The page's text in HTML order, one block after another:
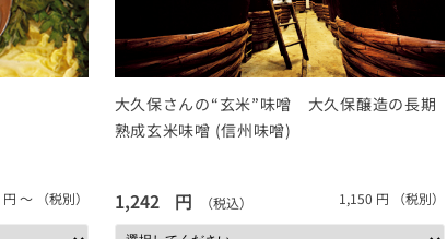
円 ～ （税別）
大久保さんの“玄米”味噌 大久保醸造の長期
熟成玄米味噌 (信州味噌)
1,242 円 （税込） 1,150 円 （税別）